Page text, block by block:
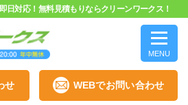
日対応！無料見積もりならクリーンワークス！
MENU
せ WEBでお問い合わせ